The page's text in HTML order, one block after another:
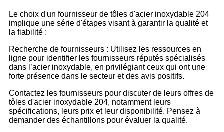
Le choix d'un fournisseur de tôles d'acier inoxydable 204
implique une série d'étapes visant à garantir la qualité et
la fiabilité :
Recherche de fournisseurs : Utilisez les ressources en
ligne pour identifier les fournisseurs réputés spécialisés
dans l’acier inoxydable, en privilégiant ceux qui ont une
forte présence dans le secteur et des avis positifs.
Contactez les fournisseurs pour discuter de leurs offres de
tôles d'acier inoxydable 204, notamment leurs
spécifications, leurs prix et leur disponibilité. Pensez à
demander des échantillons pour évaluer la qualité.